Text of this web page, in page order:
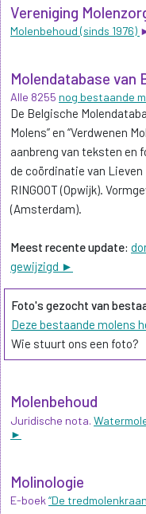
Vereniging
Molenbehoud (sinds 1976)
Molendatabase van
Alle 8255 nog bestaande
De Belgische
Molens” en “Verdwenen
aanbreng van teksten en
de coördinatie van Lieven
RINGOOT (Opwijk).
(Amsterdam).
Meest recente update:
gewijzigd ►
Foto's gezocht van
Deze bestaande molens
Wie stuurt ons een foto?
Molenbehoud
Juridische nota.
►
Molinologie
E-boek “De